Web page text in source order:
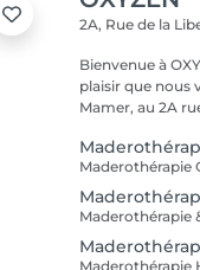
2A, Rue de la
Bienvenue à OXYZEN
plaisir que nous
Mamer, au 2A